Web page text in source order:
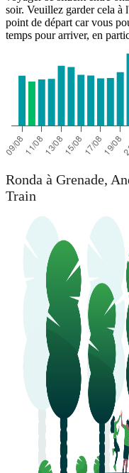
soir. Veuillez garder cela à
point de départ car vous
temps pour arriver, en
Ronda à Grenade,
Train